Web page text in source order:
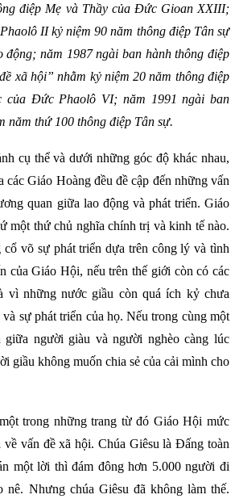
điệp Mẹ và Thầy của Đức Gioan XXIII;
II kỷ niệm 90 năm thông điệp Tân sự
động; năm 1987 ngài ban hành thông điệp
xã hội” nhằm kỷ niệm 20 năm thông điệp
của Đức Phaolô VI; năm 1991 ngài ban
năm thứ 100 thông điệp Tân sự.
cụ thể và dưới những góc độ khác nhau,
các Giáo Hoàng đều đề cập đến những vấn
quan giữa lao động và phát triển. Giáo
một thứ chủ nghĩa chính trị và kinh tế nào.
võ sự phát triển dựa trên công lý và tình
của Giáo Hội, nếu trên thế giới còn có các
vì những nước giầu còn quá ích kỷ chưa
và sự phát triển của họ. Nếu trong cùng một
giữa người giàu và người nghèo càng lúc
giầu không muốn chia sẻ của cải mình cho
trong những trang từ đó Giáo Hội mức
vấn đề xã hội. Chúa Giêsu là Đấng toàn
một lời thì đám đông hơn 5.000 người đi
nê. Nhưng chúa Giêsu đã không làm thế.